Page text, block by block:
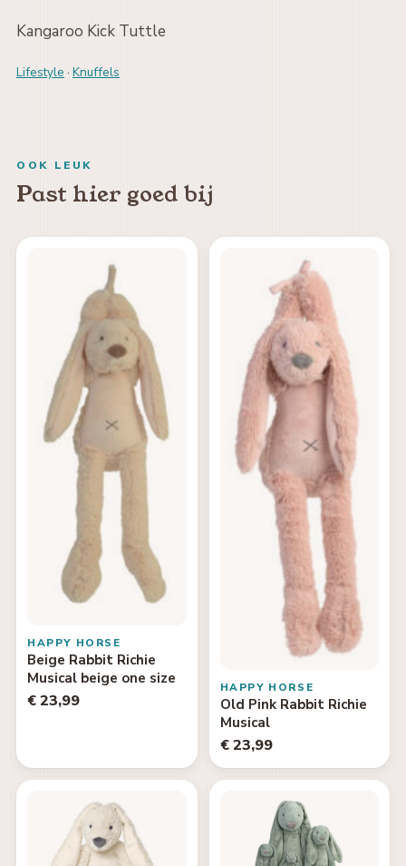
Kangaroo Kick Tuttle
Lifestyle · Knuffels
OOK LEUK
Past hier goed bij
HAPPY HORSE
Beige Rabbit Richie
Musical beige one size
€ 23,99
HAPPY HORSE
Old Pink Rabbit Richie
Musical
€ 23,99